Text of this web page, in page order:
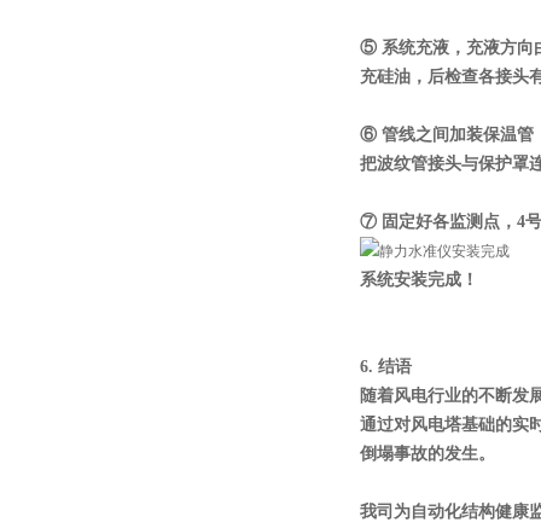
⑤ 系统充液，充液方向
充硅油，后检查各接头
⑥ 管线之间加装保温管
把波纹管接头与保护罩
⑦ 固定好各监测点， 4
系统安装完成！
6. 结语
随着风电行业的不断发
通过对风电塔基础的实
倒塌事故的发生。
我司为自动化结构健康